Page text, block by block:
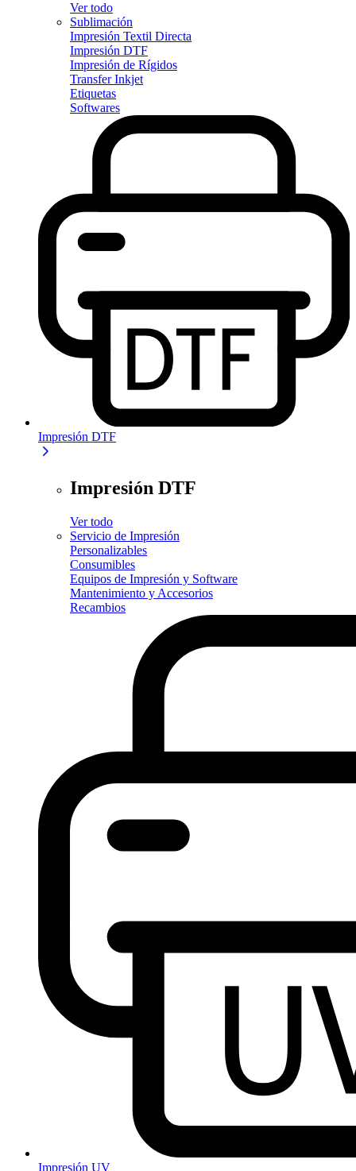
Ver todo
Sublimación
Impresión Textil Directa
Impresión DTF
Impresión de Rígidos
Transfer Inkjet
Etiquetas
Softwares
Impresión DTF
Impresión DTF
Ver todo
Servicio de Impresión
Personalizables
Consumibles
Equipos de Impresión y Software
Mantenimiento y Accesorios
Recambios
Impresión UV